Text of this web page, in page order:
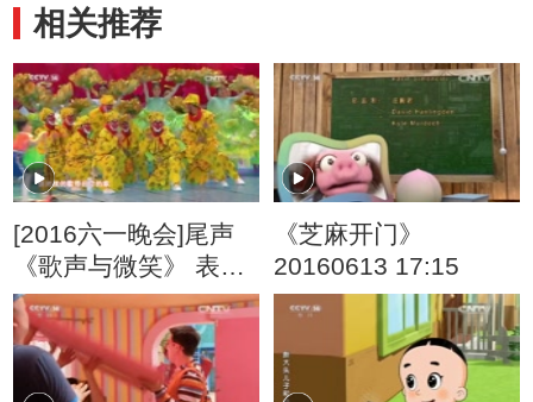
相关推荐
[2016六一晚会]尾声
《歌声与微笑》 表
演：银河少儿电视艺
术团等
《芝麻开门》
20160613 17:15